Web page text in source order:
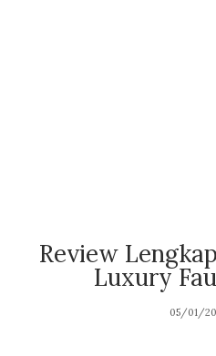
Review
Luxury
05/01/